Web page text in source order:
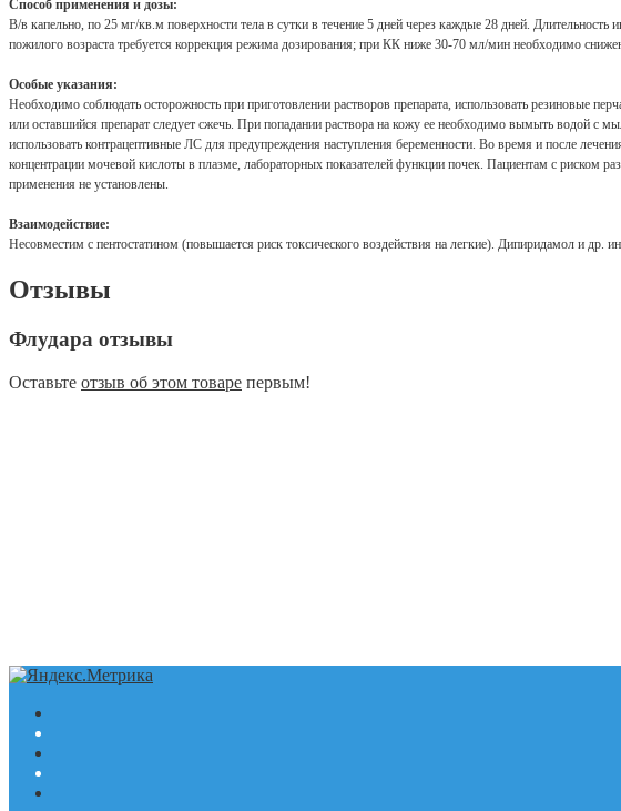
Способ применения и дозы:
В/в капельно, по 25 мг/кв.м поверхности тела в сутки в течение 5 дней через каждые 28 дней.
пожилого возраста требуется коррекция режима дозирования; при КК ниже 30-70 мл/мин необходимо
Особые указания:
Необходимо соблюдать осторожность при приготовлении растворов препарата, использовать резиновые
или оставшийся препарат следует сжечь. При попадании раствора на кожу ее необходимо вымыть водой с
использовать контрацептивные ЛС для предупреждения наступления беременности. Во время и после
концентрации мочевой кислоты в плазме, лабораторных показателей функции почек. Пациентам с риском
применения не установлены.
Взаимодействие:
Несовместим с пентостатином (повышается риск токсического воздействия на легкие). Дипиридамол и
Отзывы
Флудара отзывы
Оставьте отзыв об этом товаре первым!